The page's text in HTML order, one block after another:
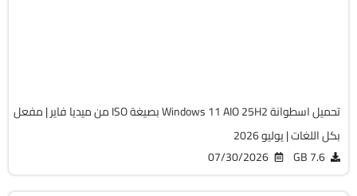
تحميل اسطوانة Windows 11 AIO 25H2 بصيغة ISO من ميديا فاير | مفعل
بكل اللغات | يوليو 2026
7.6 GB
07/30/2026